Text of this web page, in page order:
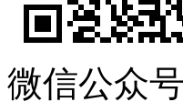
微信公众号